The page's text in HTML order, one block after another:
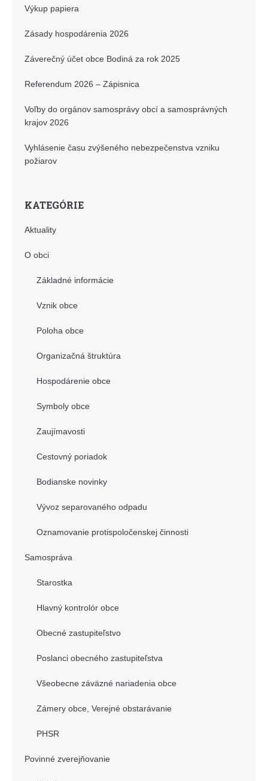
Výkup papiera
Zásady hospodárenia 2026
Záverečný účet obce Bodiná za rok 2025
Referendum 2026 – Zápisnica
Voľby do orgánov samosprávy obcí a samosprávných
krajov 2026
Vyhlásenie času zvýšeného nebezpečenstva vzniku
požiarov
KATEGÓRIE
Aktuality
O obci
Základné informácie
Vznik obce
Poloha obce
Organizačná štruktúra
Hospodárenie obce
Symboly obce
Zaujímavosti
Cestovný poriadok
Bodianske novinky
Vývoz separovaného odpadu
Oznamovanie protispoločenskej činnosti
Samospráva
Starostka
Hlavný kontrolór obce
Obecné zastupiteľstvo
Poslanci obecného zastupiteľstva
Všeobecne záväzné nariadenia obce
Zámery obce, Verejné obstarávanie
PHSR
Povinné zverejňovanie